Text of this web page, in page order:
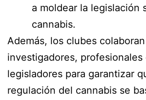
a moldear la legislación
cannabis.
Además, los clubes
investigadores, profesionales
legisladores para garantizar
regulación del cannabis se